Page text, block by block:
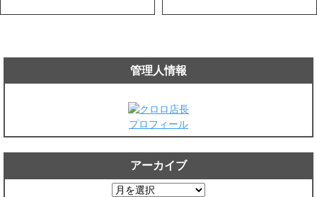
管理人情報
プロフィール
アーカイブ
ア